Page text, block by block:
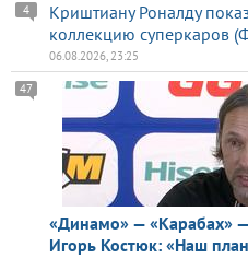
Криштиану Роналду
коллекцию суперкаров
4
06.08.2026, 23:25
«Динамо» — «Карабах»
Игорь Костюк: «Наш
47